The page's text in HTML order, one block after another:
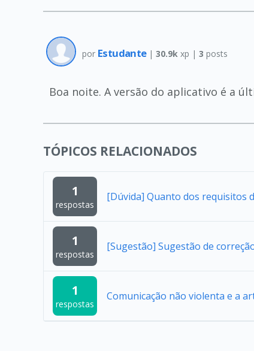
por Estudante | 30.9k xp | 3 posts
Boa noite. A versão do aplicativo é a
TÓPICOS RELACIONADOS
1
respostas
[Dúvida] Quanto dos requisitos
1
respostas
[Sugestão] Sugestão de
1
respostas
Comunicação não violenta e a